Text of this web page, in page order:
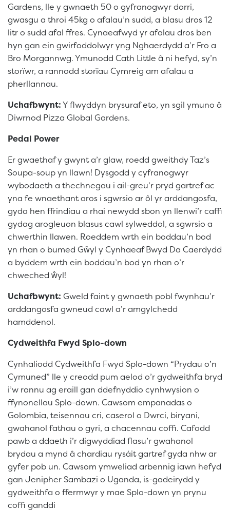
Gardens, lle y gwnaeth 50 o gyfranogwyr dorri,
gwasgu a throi 45kg o afalau’n sudd, a blasu dros 12
litr o sudd afal ffres. Cynaeafwyd yr afalau dros ben
hyn gan ein gwirfoddolwyr yng Nghaerdydd a’r Fro a
Bro Morgannwg. Ymunodd Cath Little â ni hefyd, sy’n
storïwr, a rannodd storïau Cymreig am afalau a
pherllannau.
Uchafbwynt:Y flwyddyn brysuraf eto, yn sgil ymuno â
Diwrnod Pizza Global Gardens.
Pedal Power
Er gwaethaf y gwynt a’r glaw, roedd gweithdy Taz’s
Soupa-soup yn llawn! Dysgodd y cyfranogwyr
wybodaeth a thechnegau i ail-greu’r pryd gartref ac
yna fe wnaethant aros i sgwrsio ar ôl yr arddangosfa,
gyda hen ffrindiau a rhai newydd sbon yn llenwi’r caffi
gydag arogleuon blasus cawl sylweddol, a sgwrsio a
chwerthin llawen. Roeddem wrth ein boddau’n bod
yn rhan o bumed Gŵyl y Cynhaeaf Bwyd Da Caerdydd
a byddem wrth ein boddau’n bod yn rhan o’r
chweched ŵyl!
Uchafbwynt: Gweld faint y gwnaeth pobl fwynhau’r
arddangosfa gwneud cawl a’r amgylchedd
hamddenol.
Cydweithfa Fwyd Splo-down
Cynhaliodd Cydweithfa Fwyd Splo-down “Prydau o’n
Cymuned” lle y creodd pum aelod o’r gydweithfa bryd
i’w rannu ag eraill gan ddefnyddio cynhwysion o
ffynonellau Splo-down. Cawsom empanadas o
Golombia, teisennau cri, caserol o Dwrci, biryani,
gwahanol fathau o gyri, a chacennau coffi. Cafodd
pawb a ddaeth i’r digwyddiad flasu’r gwahanol
brydau a mynd â chardiau rysáit gartref gyda nhw ar
gyfer pob un. Cawsom ymweliad arbennig iawn hefyd
gan Jenipher Sambazi o Uganda, is-gadeirydd y
gydweithfa o ffermwyr y mae Splo-down yn prynu
coffi ganddi